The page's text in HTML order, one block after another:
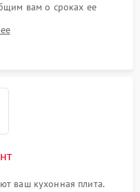
вам о сроках ее
ваш кухонная плита.